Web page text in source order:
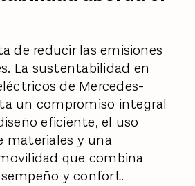
de reducir las emisiones
La sustentabilidad en
de Mercedes-
un compromiso integral
eficiente, el uso
materiales y una
que combina
y confort.